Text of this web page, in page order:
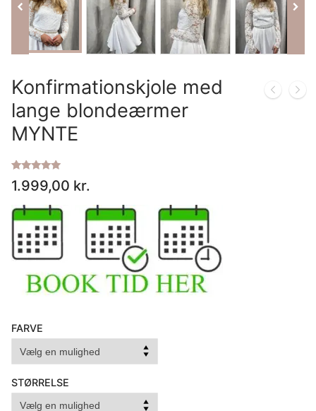
IT
PT
RU
ES
Konfirmationskjole med
lange blondeærmer
MYNTE
Bedømt
som5.00
baseret på
1
kundebedømmelse
1.999,00 kr.
FARVE
STØRRELSE